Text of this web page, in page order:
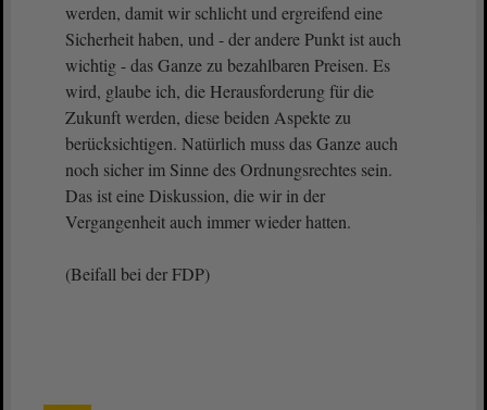
werden, damit wir schlicht und ergreifend eine
Sicherheit haben, und - der andere Punkt ist auch
wichtig - das Ganze zu bezahlbaren Preisen. Es
wird, glaube ich, die Herausforderung für die
Zukunft werden, diese beiden Aspekte zu
berücksichtigen. Natürlich muss das Ganze auch
noch sicher im Sinne des Ordnungsrechtes sein.
Das ist eine Diskussion, die wir in der
Vergangenheit auch immer wieder hatten.
(Beifall bei der FDP)